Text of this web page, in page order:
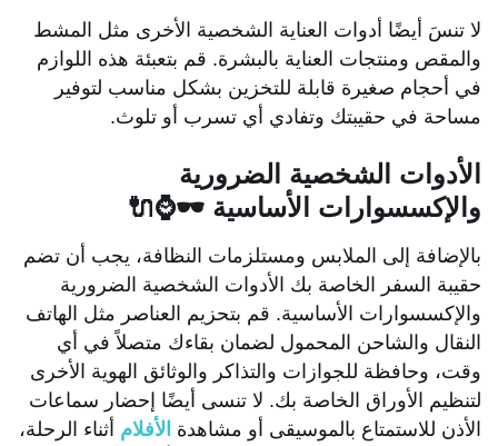
لا تنسَ أيضًا أدوات العناية الشخصية الأخرى مثل المشط
والمقص ومنتجات العناية بالبشرة. قم بتعبئة هذه اللوازم
في أحجام صغيرة قابلة للتخزين بشكل مناسب لتوفير
مساحة في حقيبتك وتفادي أي تسرب أو تلوث.
الأدوات الشخصية الضرورية
والإكسسوارات الأساسية 🕶️⌚️🔌
بالإضافة إلى الملابس ومستلزمات النظافة، يجب أن تضم
حقيبة السفر الخاصة بك الأدوات الشخصية الضرورية
والإكسسوارات الأساسية. قم بتحزيم العناصر مثل الهاتف
النقال والشاحن المحمول لضمان بقاءك متصلاً في أي
وقت، وحافظة للجوازات والتذاكر والوثائق الهوية الأخرى
لتنظيم الأوراق الخاصة بك. لا تنسى أيضًا إحضار سماعات
الأذن للاستمتاع بالموسيقى أو مشاهدة الأفلام أثناء الرحلة،